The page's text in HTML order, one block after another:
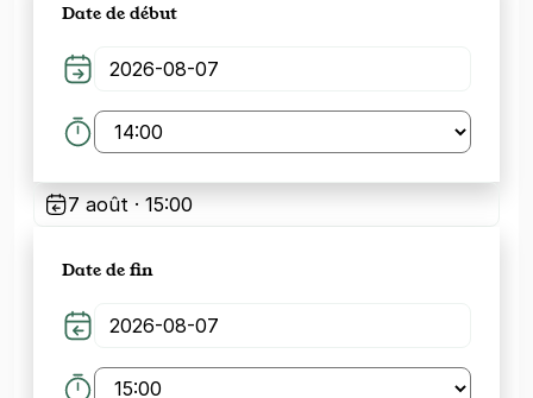
Date de début
7 août · 15:00
Date de fin